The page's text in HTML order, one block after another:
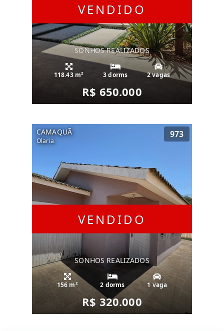
VENDIDO
SONHOS REALIZADOS
118.43 m² 3 dorms 2 vagas
R$ 650.000
VENDIDO
CAMAQUÃ
Olaria
973
SONHOS REALIZADOS
156 m² 2 dorms 1 vaga
R$ 320.000